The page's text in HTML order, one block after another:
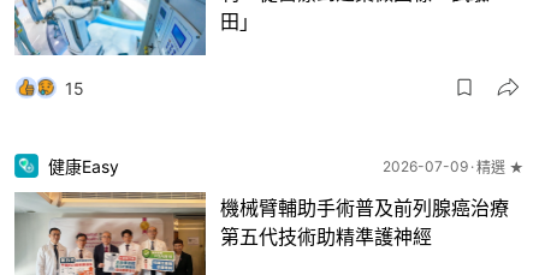
田」
15
健康Easy 2026-07-09 精選 ★
機械臂輔助手術普及前列腺癌治療
第五代技術助精準護神經